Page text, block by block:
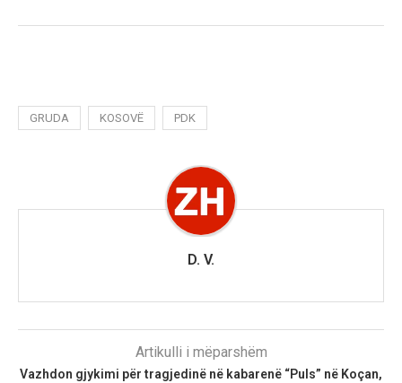
GRUDA KOSOVË PDK
D. V.
Artikulli i mëparshëm
Vazhdon gjykimi për tragjedinë në kabarenë “Puls” në Koçan,